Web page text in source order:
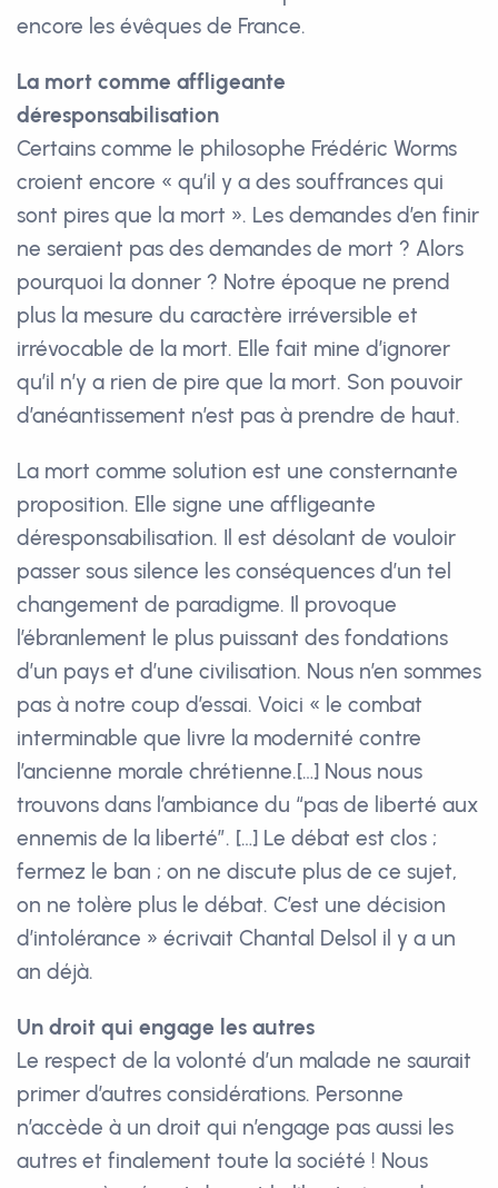
encore les évêques de France.
La mort comme affligeante
déresponsabilisation
Certains comme le philosophe Frédéric Worms
croient encore « qu’il y a des souffrances qui
sont pires que la mort ». Les demandes d’en finir
ne seraient pas des demandes de mort ? Alors
pourquoi la donner ? Notre époque ne prend
plus la mesure du caractère irréversible et
irrévocable de la mort. Elle fait mine d’ignorer
qu’il n’y a rien de pire que la mort. Son pouvoir
d’anéantissement n’est pas à prendre de haut.
La mort comme solution est une consternante
proposition. Elle signe une affligeante
déresponsabilisation. Il est désolant de vouloir
passer sous silence les conséquences d’un tel
changement de paradigme. Il provoque
l’ébranlement le plus puissant des fondations
d’un pays et d’une civilisation. Nous n’en sommes
pas à notre coup d’essai. Voici « le combat
interminable que livre la modernité contre
l’ancienne morale chrétienne.[…] Nous nous
trouvons dans l’ambiance du “pas de liberté aux
ennemis de la liberté”. […] Le débat est clos ;
fermez le ban ; on ne discute plus de ce sujet,
on ne tolère plus le débat. C’est une décision
d’intolérance » écrivait Chantal Delsol il y a un
an déjà.
Un droit qui engage les autres
Le respect de la volonté d’un malade ne saurait
primer d’autres considérations. Personne
n’accède à un droit qui n’engage pas aussi les
autres et finalement toute la société ! Nous